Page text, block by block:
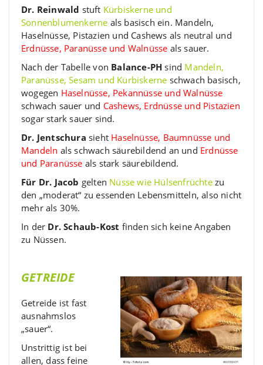
Dr. Reinwald stuft Kürbiskerne und
Sonnenblumenkerne als basisch ein. Mandeln,
Haselnüsse, Pistazien und Cashews als neutral und
Erdnüsse, Paranüsse und Walnüsse als sauer.
Nach der Tabelle von Balance-PH sind Mandeln,
Paranüsse, Sesam und Kürbiskerne schwach basisch,
wogegen Haselnüsse, Pekannüsse und Walnüsse
schwach sauer und Cashews, Erdnüsse und Pistazien
sogar stark sauer sind.
Dr. Jentschura sieht Haselnüsse, Baumnüsse und
Mandeln als schwach säurebildend an und Erdnüsse
und Paranüsse als stark säurebildend.
Für Dr. Jacob gelten Nüsse wie Hülsenfrüchtezu
den „moderat“ zu essenden Lebensmitteln, also nicht
mehr als 30%.
In der Dr. Schaub-Kost finden sich keine Angaben
zu Nüssen.
GETREIDE
Getreide ist fast
ausnahmslos
„sauer“.
Unstrittig ist bei
allen, dass feine